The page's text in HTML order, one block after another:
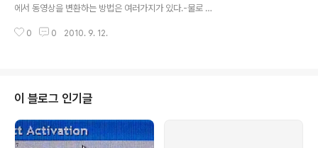
에서 동영상을 변환하는 방법은 여러가지가 있다.-물로 나
Ubuntu + Iphone의 조합을 갖고 있다면 한번쯤 읽어볼
아래 'Add files, then click Start to convert'. 말대로
파일을 선택하고 인코딩될 장치의 종류(iphone)를 선택하
고 시작(Start)을 누르면 된다. 3. 단점 - 미드의 경우 자막
과 합쳐지지 않는다.. 원문출처 : http..
0 0 2010. 9. 12.
이 블로그 인기글